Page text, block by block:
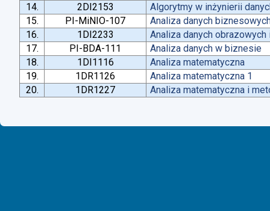
14.
2DI2153
Algorytmy w inżynierii
15.
PI-MiNIO-107
Analiza danych
16.
1DI2233
Analiza danych
17.
PI-BDA-111
Analiza danych w biznesie
18.
1DI1116
Analiza matematyczna
19.
1DR1126
Analiza matematyczna 1
20.
1DR1227 Analiza matematyczna i